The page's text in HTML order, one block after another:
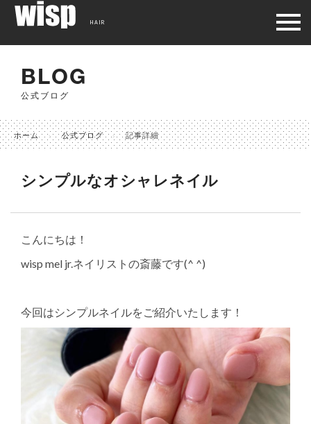
BLOG
公式ブログ
ホーム 公式ブログ 記事詳細
シンプルなオシャレネイル
こんにちは！
wisp mel jr.ネイリストの斎藤です(^ ^)
今回はシンプルネイルをご紹介いたします！
HAIR